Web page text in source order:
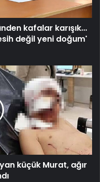
kafalar karışık...
değil yeni doğum'
küçük Murat, ağır